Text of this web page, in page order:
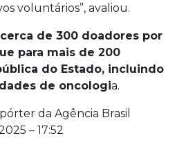
voluntários”, avaliou.
de 300 doadores por
para mais de 200
do Estado, incluindo
de oncologia.
da Agência Brasil
– 17:52